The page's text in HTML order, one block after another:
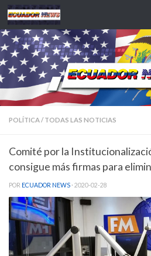
Saltar al contenido
POLÍTICA/ TODAS LAS NOTICIAS
Comité por la
consigue más firmas para
POR ECUADOR NEWS · 2020-02-28